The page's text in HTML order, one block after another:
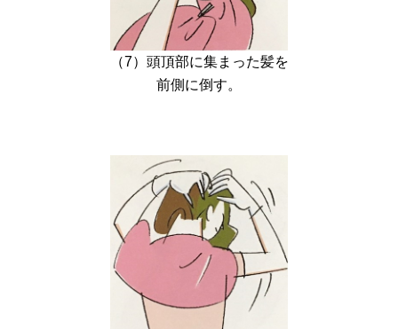
（7）頭頂部に集まった髪を
前側に倒す。